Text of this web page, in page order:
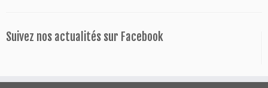
Suivez nos actualités sur Facebook